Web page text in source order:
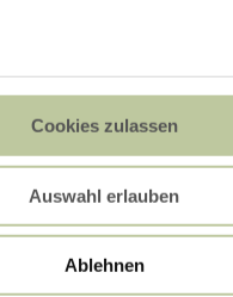
Cookies zulassen
Auswahl erlauben
Ablehnen
Gäste- und Buchungsservice |
E-Mail